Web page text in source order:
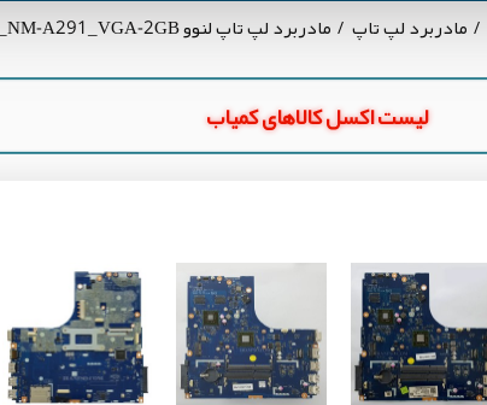
مادربرد لپ تاپ مادربرد لپ تاپ لنوو IdeaPad B50-45 CPU-AMD-A10_ACLU7-ACLU8_NM-A291_VGA-2GB گرافیک دار-تعمیری
لیست اکسل کالاهای کمیاب